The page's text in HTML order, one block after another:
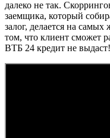
далеко не так.
заемщика, который
залог, делается на
том, что клиент сможет
ВТБ 24 кредит не выдаст!